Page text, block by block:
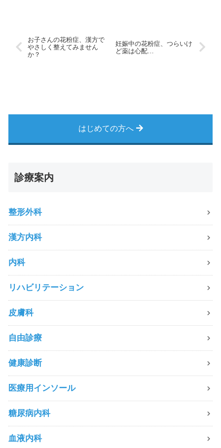
お子さんの花粉症、漢方で
やさしく整えてみません
か？
妊娠中の花粉症、つらいけ
ど薬は心配…
はじめての方へ
診療案内
整形外科
漢方内科
内科
リハビリテーション
皮膚科
自由診療
健康診断
医療用インソール
糖尿病内科
血液内科